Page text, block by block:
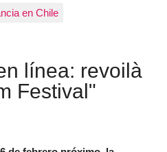
en Chile
línea: revoilà
Festival"